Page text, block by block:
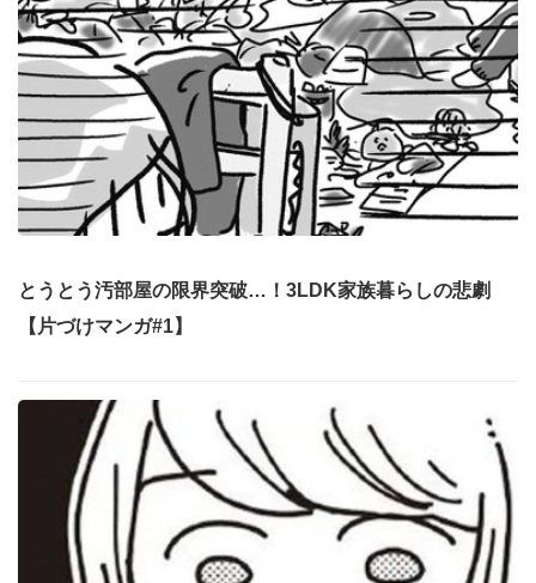
とうとう汚部屋の限界突破…！3LDK家族暮らしの悲劇
【片づけマンガ#1】